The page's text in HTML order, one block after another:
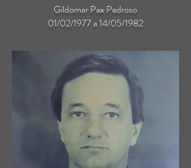
Gildomar Pax Pedroso
01/02/1977 a 14/05/1982